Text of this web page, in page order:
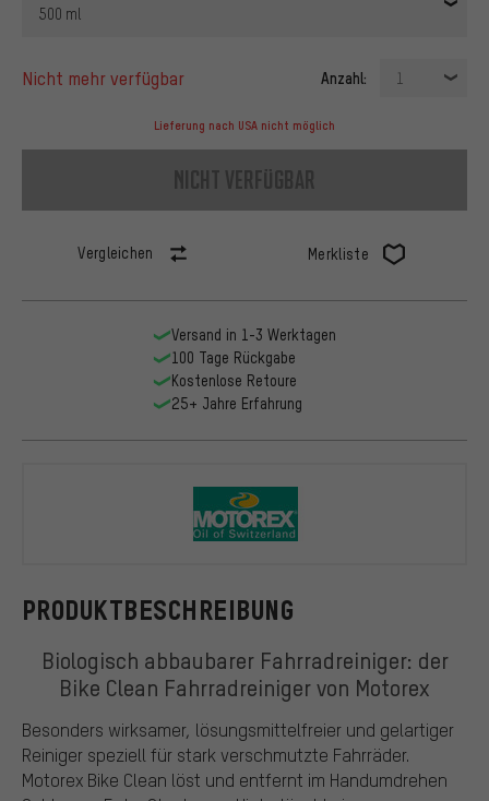
500 ml
nicht mehr verfügbar Anzahl: 1
Lieferung nach USA nicht möglich
nicht verfügbar
Vergleichen Merkliste
PRODUKTBESCHREIBUNG
Biologisch abbaubarer Fahrradreiniger: der
Bike Clean Fahrradreiniger von Motorex
Besonders wirksamer, lösungsmittelfreier und gelartiger
Reiniger speziell für stark verschmutzte Fahrräder.
Motorex Bike Clean löst und entfernt im Handumdrehen
Versand in 1-3 Werktagen
100 Tage Rückgabe
Kostenlose Retoure
25+ Jahre Erfahrung